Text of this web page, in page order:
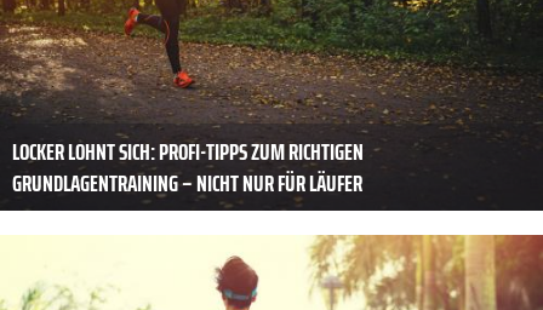
LOCKER LOHNT SICH: PROFI-TIPPS ZUM RICHTIGEN
GRUNDLAGENTRAINING – NICHT NUR FÜR LÄUFER